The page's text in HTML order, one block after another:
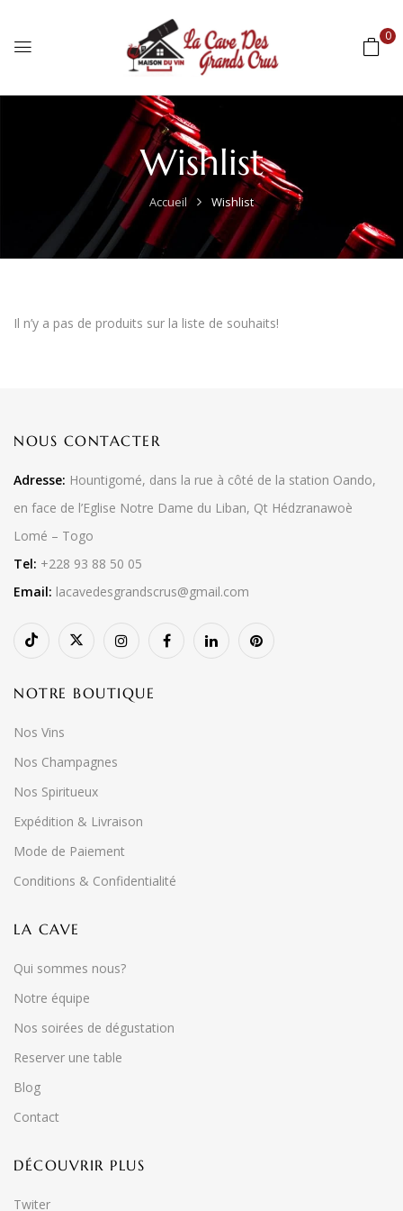
0
Wishlist
Accueil Wishlist
Il n’y a pas de produits sur la liste de souhaits!
NOUS CONTACTER
Adresse: Hountigomé, dans la rue à côté de la station Oando,
en face de l’Eglise Notre Dame du Liban, Qt Hédzranawoè
Lomé – Togo
Tel: +228 93 88 50 05
Email: lacavedesgrandscrus@gmail.com
NOTRE BOUTIQUE
Nos Vins
Nos Champagnes
Nos Spiritueux
Expédition & Livraison
Mode de Paiement
Conditions & Confidentialité
LA CAVE
Qui sommes nous?
Notre équipe
Nos soirées de dégustation
Reserver une table
Blog
Contact
DÉCOUVRIR PLUS
Twiter